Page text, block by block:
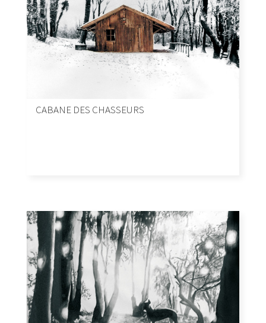
CABANE DES CHASSEURS